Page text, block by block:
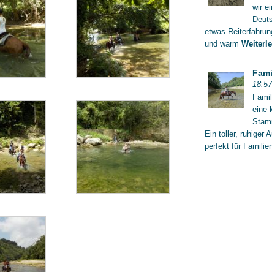
wir
etwas
und warm
18:57
eine
Ein toller, ruhiger
perfekt für